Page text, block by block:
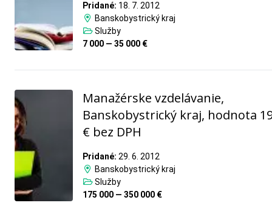
Pridané: 18. 7. 2012
Banskobystrický kraj
Služby
7 000 — 35 000 €
Manažérske vzdelávanie,
Banskobystrický kraj, hodnota
€ bez DPH
Pridané: 29. 6. 2012
Banskobystrický kraj
Služby
175 000 — 350 000 €